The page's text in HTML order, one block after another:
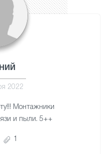
2022
Монтажники
и пыли. 5++
1